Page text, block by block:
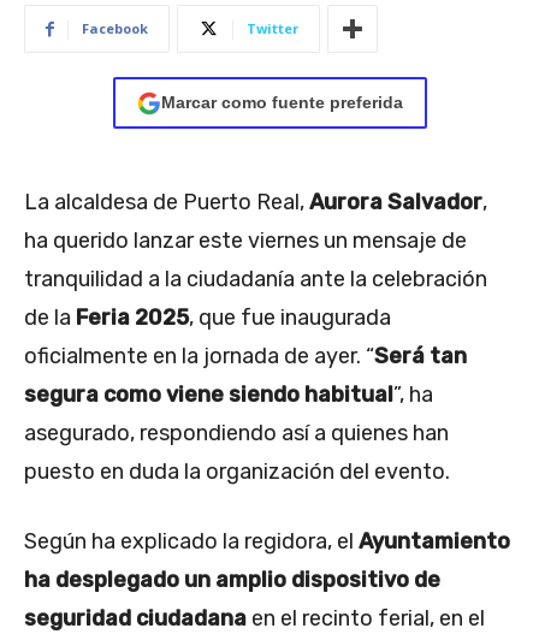
Facebook Twitter
Marcar como fuente preferida
La alcaldesa de Puerto Real,Aurora Salvador,
ha querido lanzar este viernes un mensaje de
tranquilidad a la ciudadanía ante la celebración
de la Feria 2025, que fue inaugurada
oficialmente en la jornada de ayer. “Será tan
segura como viene siendo habitual”, ha
asegurado, respondiendo así a quienes han
puesto en duda la organización del evento.
Según ha explicado la regidora, el Ayuntamiento
ha desplegado un amplio dispositivo de
seguridad ciudadana en el recinto ferial, en el